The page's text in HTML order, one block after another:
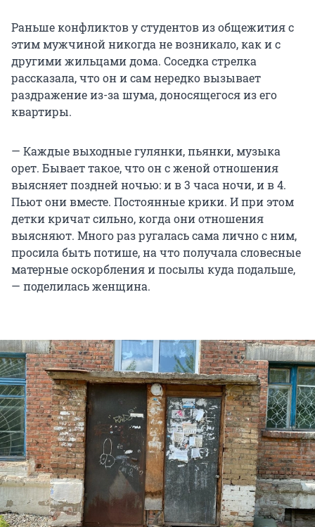
Раньше конфликтов у студентов из общежития с
этим мужчиной никогда не возникало, как и с
другими жильцами дома. Соседка стрелка
рассказала, что он и сам нередко вызывает
раздражение из-за шума, доносящегося из его
квартиры.
— Каждые выходные гулянки, пьянки, музыка
орет. Бывает такое, что он с женой отношения
выясняет поздней ночью: и в 3 часа ночи, и в 4.
Пьют они вместе. Постоянные крики. И при этом
детки кричат сильно, когда они отношения
выясняют. Много раз ругалась сама лично с ним,
просила быть потише, на что получала словесные
матерные оскорбления и посылы куда подальше,
— поделилась женщина.